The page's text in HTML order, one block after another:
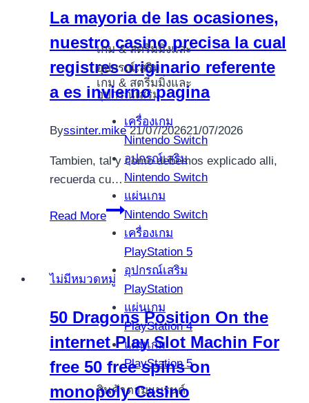
เกม & สตรีมมิ่งและ
อุปกรณ์เสริม
เกม & สตรีมมิ่งและ
อุปกรณ์เสริม
เครื่องเกม
Nintendo Switch
อุปกรณ์เสริม
Nintendo Switch
แผ่นเกม
Nintendo Switch
เครื่องเกม
PlayStation 5
อุปกรณ์เสริม
PlayStation
แผ่นเกม
PlayStation 4
แผ่นเกม
PlayStation 5
สินค้าตามแบรนด์
La mayoria de las ocasiones,
nuestro casino precisa la cual
registres originario referente
a es invierno pagina
Byssinter.mike 21/07/202621/07/2026
Tambien, tal y como debemos explicado alli,
recuerda cu…
Read More
La
mayoria
ocasiones,
nuestro
casino
precisa
la
cual
registres
ไม่มีหมวดหมู่
50 Dragons Position On the
internet Play Slot Machin For
free 50 free spins on
monopoly Casino